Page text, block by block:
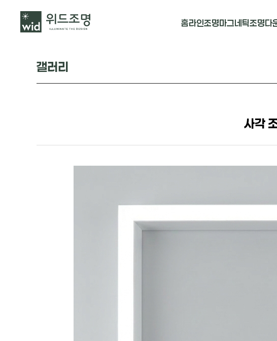
홈라인조명
펜던트
마그네틱조명
M2824R
다
사
갤러리
사각